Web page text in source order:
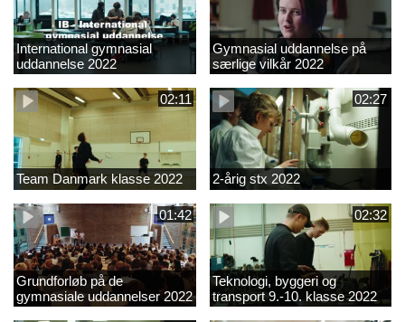
International gymnasial
uddannelse 2022
Gymnasial uddannelse på
særlige vilkår 2022
02:11
Team Danmark klasse 2022
02:27
2-årig stx 2022
01:42
Grundforløb på de
gymnasiale uddannelser 2022
02:32
Teknologi, byggeri og
transport 9.-10. klasse 2022